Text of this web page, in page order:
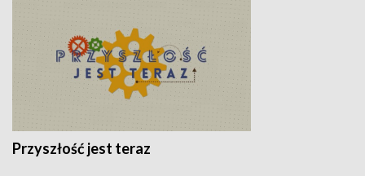
Przyszłość jest teraz